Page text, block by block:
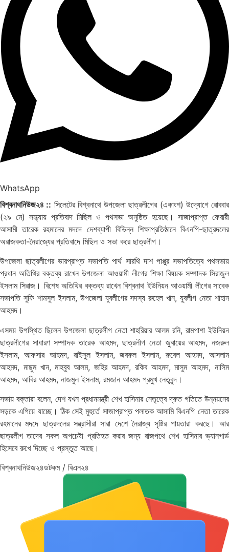
WhatsApp
বিশ্বনাথনিউজ২৪ :: সিলেটের বিশ্বনাথে উপজেলা ছাত্রলীগের (একাংশ) উদ্যোগে রোববার
(২৯ মে) সন্ধ্যায় প্রতিবাদ মিছিল ও পথসভা অনুষ্ঠিত হয়েছে। সাজাপ্রাপ্ত ফেরারী
আসামী তারেক রহমানের মদদে দেশব্যাপী বিভিন্ন শিক্ষাপ্রতিষ্ঠানে বিএনপি-ছাত্রদলের
অরাজকতা-নৈরাজ্যের প্রতিবাদে মিছিল ও সভা করে ছাত্রলীগ।
উপজেলা ছাত্রলীগের ভারপ্রাপ্ত সভাপতি পার্থ সারথি দাশ পাপ্পুর সভাপতিত্বে পথসভায়
প্রধান অতিথির বক্তব্য রাখেন উপজেলা আওয়ামী লীগের শিক্ষা বিষয়ক সম্পাদক সিরাজুল
ইসলাম সিরাজ। বিশেষ অতিথির বক্তব্য রাখেন বিশ্বনাথ ইউনিয়ন আওয়ামী লীগের সাবেক
সভাপতি সুফি শামসুল ইসলাম, উপজেলা যুবলীগের সদস্য রুহেল খান, যুবলীগ নেতা শাহান
আহমদ।
এসময় উপস্থিত ছিলেন উপজেলা ছাত্রলীগ নেতা শাহরিয়ার আলম রনি, রামপাশা ইউনিয়ন
ছাত্রলীগের সাধারণ সম্পাদক তারেক আহমদ, ছাত্রলীগ নেতা জুবায়ের আহমদ, নজরুল
ইসলাম, আফসার আহমদ, রাইসুল ইসলাম, জবরুল ইসলাম, রুবেল আহমদ, আসলাম
আহমদ, মাছুম খান, মাহবুব আলম, জহির আহমদ, রকিব আহমদ, মাসুম আহমদ, নাসিম
আহমদ, আবির আহমদ, নাজমুল ইসলাম, রমজান আহমদ প্রমুখ নেতৃবৃন্দ।
সভায় বক্তারা বলেন, দেশ যখন প্রধানমন্ত্রী শেখ হাসিনার নেতৃত্বে দ্রুত গতিতে উন্নয়নের
সড়কে এগিয়ে যাচ্ছে। ঠিক সেই মুহুর্তে সাজাপ্রাপ্ত পলাতক আসামি বিএনপি নেতা তারেক
রহমানের মদদে ছাত্রদলের সন্ত্রাসীরা সারা দেশে নৈরাজ্য সৃষ্টির পায়তারা করছে। আর
ছাত্রলীগ তাদের সকল অপচেষ্টা প্রতিহত করার জন্য রাজপথে শেখ হাসিনার ভ্যানগার্ড
হিসেবে রুখে দিচ্ছে ও প্রস্তুত আছে।
বিশ্বনাথনিউজ২৪ডটকম / বিএন২৪